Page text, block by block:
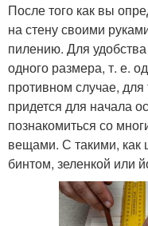
После того как вы
на стену своими
пилению. Для удобства
одного размера, т. е.
противном случае, для
придется для начала
познакомиться со
вещами. С такими, как
бинтом, зеленкой или